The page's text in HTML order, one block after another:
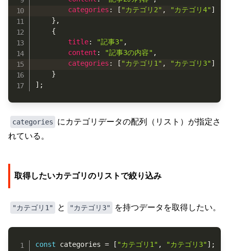
categories : [ "カテゴリ2" , "カテゴリ4"]
} ,
{
title: "記事3" ,
content : "記事3の内容" ,
categories : [ "カテゴリ1" , "カテゴリ3"]
}
] ;
categories
にカテゴリデータの配列（リスト）が指定さ
れている。
取得したいカテゴリのリストで絞り込み
"カテゴリ1" と "カテゴリ3" を持つデータを取得したい。
const categories = [ "カテゴリ1" , "カテゴリ3"] ;